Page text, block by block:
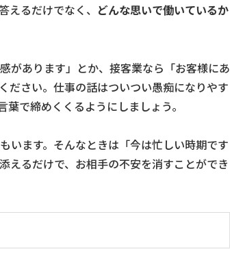
るだけでなく、 どんな思いで働いているか
があります」とか、接客業なら「お客様にあ
ださい。仕事の話はついつい愚痴になりやす
で締めくくるようにしましょう。
います。そんなときは「今は忙しい時期です
えるだけで、お相手の不安を消すことができ